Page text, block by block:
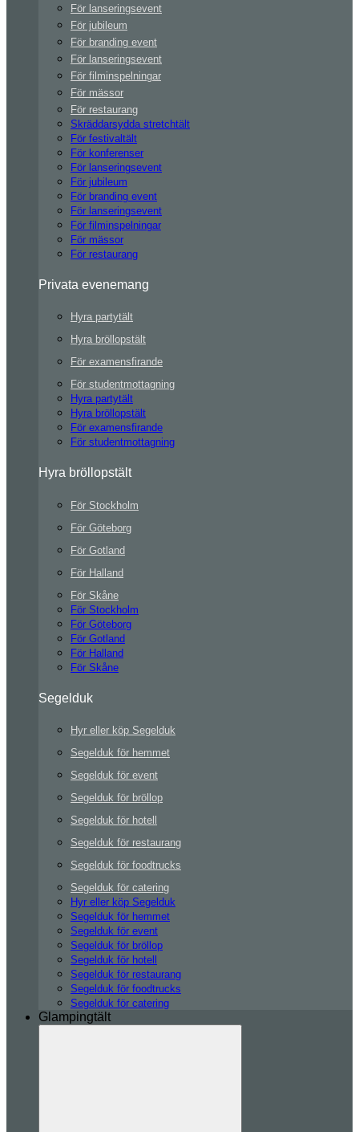
För lanseringsevent
För jubileum
För branding event
För lanseringsevent
För filminspelningar
För mässor
För restaurang
Skräddarsydda stretchtält
För festivaltält
För konferenser
För lanseringsevent
För jubileum
För branding event
För lanseringsevent
För filminspelningar
För mässor
För restaurang
Privata evenemang
Hyra partytält
Hyra bröllopstält
För examensfirande
För studentmottagning
Hyra partytält
Hyra bröllopstält
För examensfirande
För studentmottagning
Hyra bröllopstält
För Stockholm
För Göteborg
För Gotland
För Halland
För Skåne
För Stockholm
För Göteborg
För Gotland
För Halland
För Skåne
Segelduk
Hyr eller köp Segelduk
Segelduk för hemmet
Segelduk för event
Segelduk för bröllop
Segelduk för hotell
Segelduk för restaurang
Segelduk för foodtrucks
Segelduk för catering
Hyr eller köp Segelduk
Segelduk för hemmet
Segelduk för event
Segelduk för bröllop
Segelduk för hotell
Segelduk för restaurang
Segelduk för foodtrucks
Segelduk för catering
Glampingtält